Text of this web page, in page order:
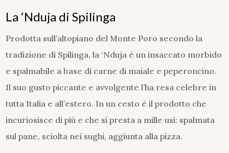
La ‘Nduja di Spilinga
Prodotta sull’altopiano del Monte Poro secondo la
tradizione di Spilinga, la ‘Nduja è un insaccato morbido
e spalmabile a base di carne di maiale e peperoncino.
Il suo gusto piccante e avvolgente l’ha resa celebre in
tutta Italia e all’estero. In un cesto è il prodotto che
incuriosisce di più e che si presta a mille usi: spalmata
sul pane, sciolta nei sughi, aggiunta alla pizza.